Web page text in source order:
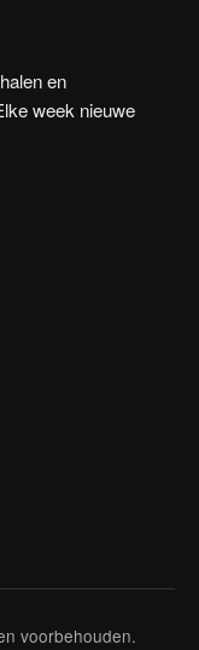
en
week nieuwe
voorbehouden.